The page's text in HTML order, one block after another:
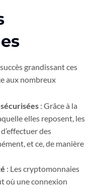
grandissant ces
aux nombreux
: Grâce à la
elles reposent, les
des
et ce, de manière
: Les cryptomonnaies
où une connexion